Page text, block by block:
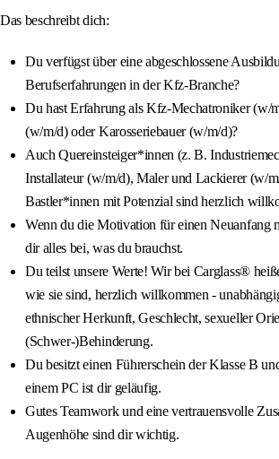
Das beschreibt dich:
Du verfügst über eine abgeschlossene
Berufserfahrungen in der Kfz-Branche?
Du hast Erfahrung als Kfz-Mechatroniker (w/
(w/m/d) oder Karosseriebauer (w/m/d)?
Auch Quereinsteiger*innen (z. B.
Installateur (w/m/d), Maler und Lackierer (w/
Bastler*innen mit Potenzial sind herzlich
Wenn du die Motivation für einen Neuanfang
dir alles bei, was du brauchst.
Du teilst unsere Werte! Wir bei Carglass®
wie sie sind, herzlich willkommen -
ethnischer Herkunft, Geschlecht, sexueller
(Schwer-)Behinderung.
Du besitzt einen Führerschein der Klasse B
einem PC ist dir geläufig.
Gutes Teamwork und eine vertrauensvolle
Augenhöhe sind dir wichtig.